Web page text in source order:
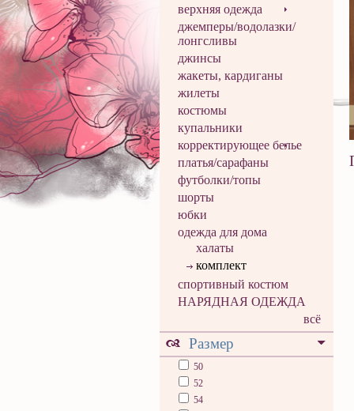
верхняя одежда
джемперы/водолазки/
лонгсливы
джинсы
жакеты, кардиганы
жилеты
костюмы
купальники
корректирующее белье
платья/сарафаны
футболки/топы
шорты
юбки
одежда для дома
халаты
комплект
спортивный костюм
НАРЯДНАЯ ОДЕЖДА
всё
Размер
50
52
54